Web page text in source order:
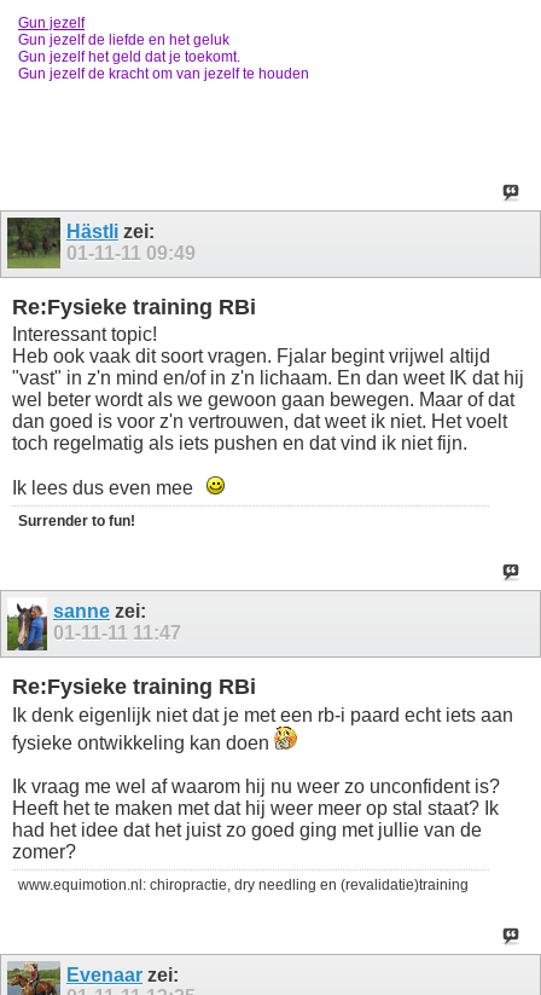
Gun jezelf
Gun jezelf de liefde en het geluk
Gun jezelf het geld dat je toekomt.
Gun jezelf de kracht om van jezelf te houden
Hästli zei:
01-11-11 09:49
Re:Fysieke training RBi
Interessant topic!
Heb ook vaak dit soort vragen. Fjalar begint vrijwel altijd
"vast" in z'n mind en/of in z'n lichaam. En dan weet IK dat hij
wel beter wordt als we gewoon gaan bewegen. Maar of dat
dan goed is voor z'n vertrouwen, dat weet ik niet. Het voelt
toch regelmatig als iets pushen en dat vind ik niet fijn.
Ik lees dus even mee
Surrender to fun!
sanne zei:
01-11-11 11:47
Re:Fysieke training RBi
Ik denk eigenlijk niet dat je met een rb-i paard echt iets aan
fysieke ontwikkeling kan doen
Ik vraag me wel af waarom hij nu weer zo unconfident is?
Heeft het te maken met dat hij weer meer op stal staat? Ik
had het idee dat het juist zo goed ging met jullie van de
zomer?
www.equimotion.nl: chiropractie, dry needling en (revalidatie)training
Evenaar zei: